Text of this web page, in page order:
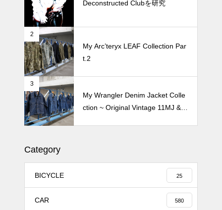
oyamaでメンテナンス 2026
プ 2026
Deconstructed Clubを研究
2
My Arc’teryx LEAF Collection Par
t.2
3
My Wrangler Denim Jacket Colle
ction ~ Original Vintage 11MJ & 1
Category
BICYCLE 25
CAR 580